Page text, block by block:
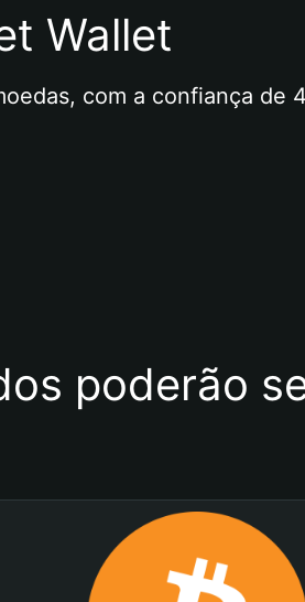
Wallet
com a confiança de
poderão